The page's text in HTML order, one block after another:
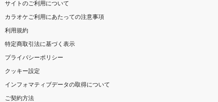
サイトのご利用について
カラオケご利用にあたっての注意事項
利用規約
特定商取引法に基づく表示
プライバシーポリシー
クッキー設定
インフォマティブデータの取得について
ご契約方法